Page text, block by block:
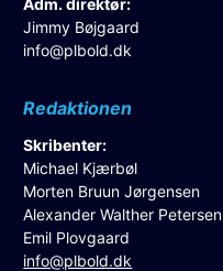
Jimmy Bøjgaard
info@plbold.dk
Redaktionen
Skribenter:
Michael Kjærbøl
Morten Bruun Jørgensen
Alexander Walther Petersen
Emil Plovgaard
info@plbold.dk